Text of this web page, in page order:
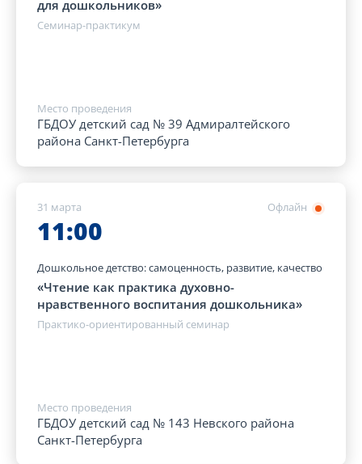
для дошкольников»
Семинар-практикум
Место проведения
ГБДОУ детский сад № 39 Адмиралтейского
района Санкт-Петербурга
Офлайн
31 марта
11:00
Дошкольное детство: самоценность, развитие, качество
«Чтение как практика духовно-
нравственного воспитания дошкольника»
Практико-ориентированный семинар
Место проведения
ГБДОУ детский сад № 143 Невского района
Санкт-Петербурга